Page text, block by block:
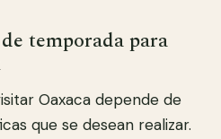
temporada para
Oaxaca depende de
que se desean realizar.